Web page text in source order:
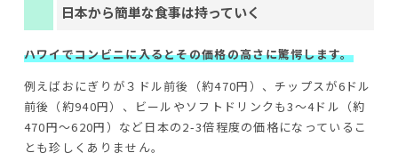
日本から簡単な食事は持っていく
ハワイでコンビニに入るとその価格の高さに驚愕します。
例えばおにぎりが３ドル前後（約470円）、チップスが6ドル
前後（約940円）、ビールやソフトドリンクも3～4ドル（約
470円～620円）など日本の2-3倍程度の価格になっているこ
とも珍しくありません。